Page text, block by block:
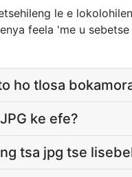
le e
feela 'me u
ho tlosa
ke efe?
tsa jpg tse